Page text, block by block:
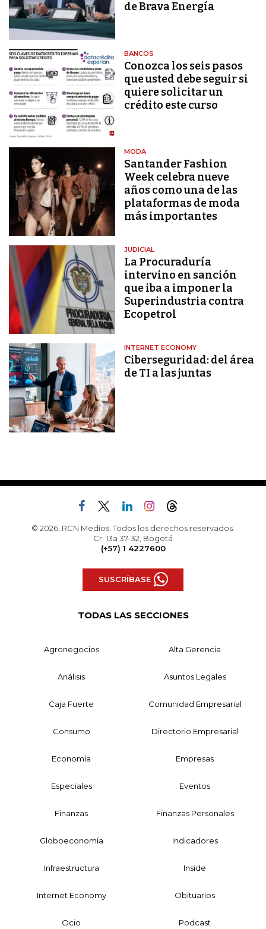
de Brava Energía
BANCOS
Conozca los seis pasos
que usted debe seguir si
quiere solicitar un
crédito este curso
MODA
Santander Fashion
Week celebra nueve
años como una de las
plataformas de moda
más importantes
JUDICIAL
La Procuraduría
intervino en sanción
que iba a imponer la
Superindustria contra
Ecopetrol
INTERNET ECONOMY
Ciberseguridad: del área
de TI a las juntas
© 2026, RCN Medios. Todos los derechos reservados.
Cr. 13a 37-32, Bogotá
(+57) 1 4227600
SUSCRÍBASE
TODAS LAS SECCIONES
Agronegocios Alta Gerencia
Análisis Asuntos Legales
Caja Fuerte Comunidad Empresarial
Consumo Directorio Empresarial
Economía Empresas
Especiales Eventos
Finanzas Finanzas Personales
Globoeconomía Indicadores
Infraestructura Inside
Internet Economy Obituarios
Ocio Podcast